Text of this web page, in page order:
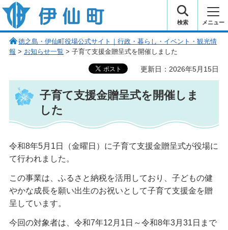
伊仙町 健康・長寿と子宝の町
検索 メニュー
徳之島・伊仙町役場公式サイト｜行政・暮らし・イベント・観光情
報 > お知らせ一覧 > 子育て支援金贈呈式を開催しました
更新日：2026年5月15日
子育て支援金贈呈式を開催しま
した
令和8年5月1日（金曜日）に子育て支援金贈呈式が役場に
て行われました。
この事業は、ふるさと納税を活用しており、子どもの健
やかな成長を願い出生のお祝いとして子育て支援金を贈
呈しています。
今回の対象者は、令和7年12月1日～令和8年3月31日まで